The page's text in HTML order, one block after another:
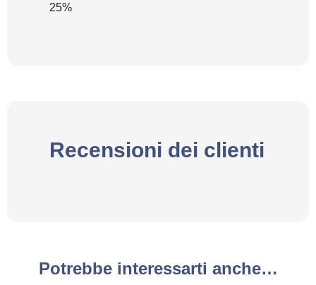
25%
Recensioni dei clienti
Potrebbe interessarti anche…